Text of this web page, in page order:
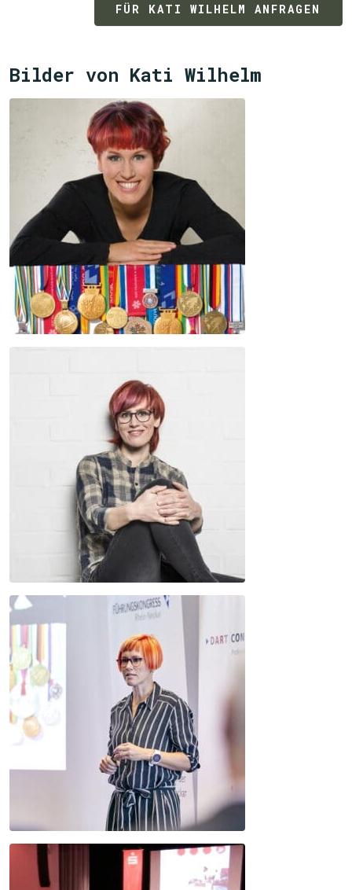
FÜR KATI WILHELM ANFRAGEN
Bilder von Kati Wilhelm